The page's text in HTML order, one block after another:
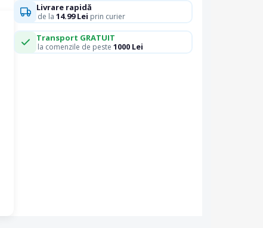
Livrare rapidă
de la 14.99 Lei prin curier
Transport GRATUIT
la comenzile de peste 1000 Lei